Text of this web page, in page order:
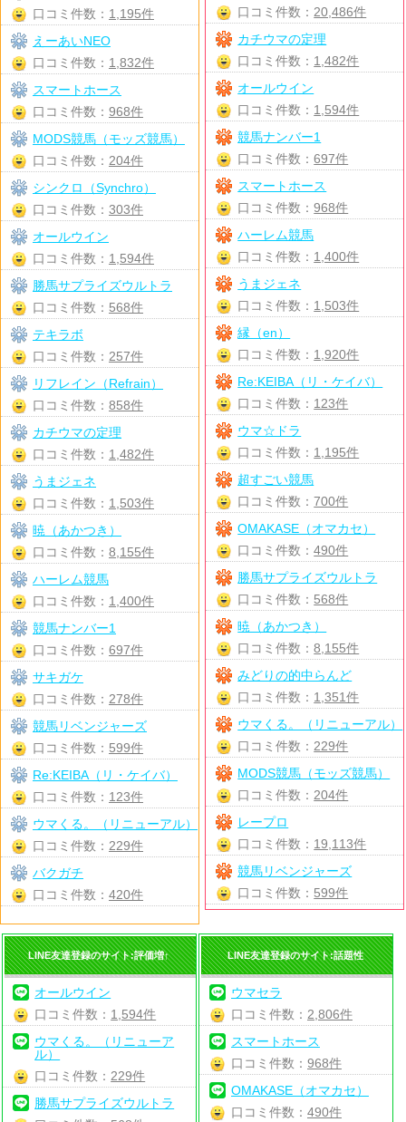
口コミ件数： 20,486件
カチウマの定理
口コミ件数： 1,482件
オールウイン
口コミ件数： 1,594件
競馬ナンバー1
口コミ件数：697件
スマートホース
口コミ件数：968件
ハーレム競馬
口コミ件数： 1,400件
うまジェネ
口コミ件数： 1,503件
縁（en）
口コミ件数： 1,920件
Re:KEIBA（リ・ケイバ）
口コミ件数： 123件
ウマ☆ドラ
口コミ件数： 1,195件
超すごい競馬
口コミ件数：700件
OMAKASE（オマカセ）
口コミ件数：490件
勝馬サプライズウルトラ
口コミ件数： 568件
暁（あかつき）
口コミ件数：8,155件
みどりの的中らんど
口コミ件数： 1,351件
ウマくる。（リニューアル）
口コミ件数： 229件
MODS競馬（モッズ競馬）
口コミ件数： 204件
レープロ
口コミ件数： 19,113件
競馬リベンジャーズ
口コミ件数： 599件
口コミ件数： 1,195件
えーあいNEO
口コミ件数： 1,832件
スマートホース
口コミ件数： 968件
MODS競馬（モッズ競馬）
口コミ件数： 204件
シンクロ（Synchro）
口コミ件数： 303件
オールウイン
口コミ件数： 1,594件
勝馬サプライズウルトラ
口コミ件数： 568件
テキラボ
口コミ件数： 257件
リフレイン（Refrain）
口コミ件数： 858件
カチウマの定理
口コミ件数： 1,482件
うまジェネ
口コミ件数： 1,503件
暁（あかつき）
口コミ件数： 8,155件
ハーレム競馬
口コミ件数： 1,400件
競馬ナンバー1
口コミ件数： 697件
サキガケ
口コミ件数： 278件
競馬リベンジャーズ
口コミ件数： 599件
Re:KEIBA（リ・ケイバ）
口コミ件数： 123件
ウマくる。（リニューアル）
口コミ件数： 229件
バクガチ
口コミ件数： 420件
LINE友達登録のサイト:評価増↑
オールウイン
口コミ件数： 1,594件
ウマくる。（リニューア
ル）
口コミ件数： 229件
勝馬サプライズウルトラ
LINE友達登録のサイト:話題性
ウマセラ
口コミ件数： 2,806件
スマートホース
口コミ件数： 968件
OMAKASE（オマカセ）
口コミ件数： 490件